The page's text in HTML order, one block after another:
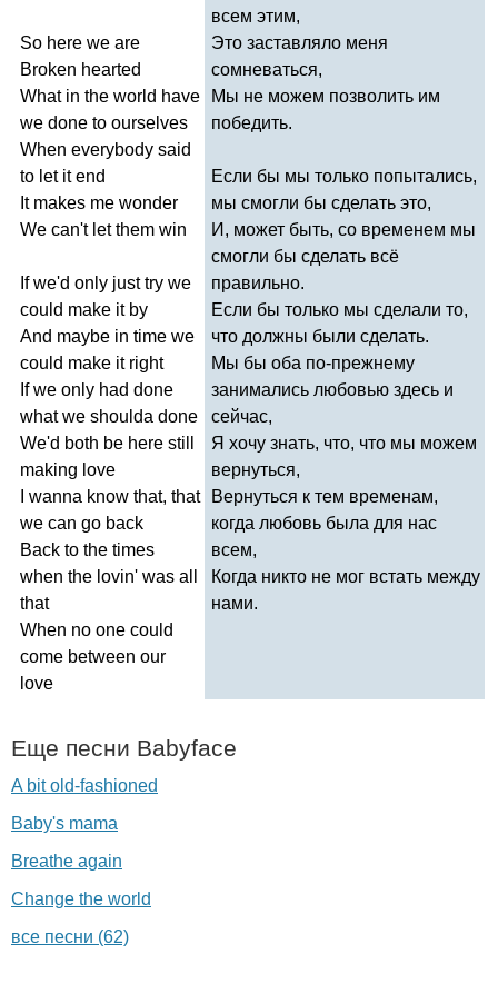
So here we are
Broken hearted
What in the world have
we done to ourselves
When everybody said
to let it end
It makes me wonder
We can't let them win
If we'd only just try we
could make it by
And maybe in time we
could make it right
If we only had done
what we shoulda done
We'd both be here still
making love
wanna know that, that
we can go back
Back to the times
when the lovin' was all
that
When no one could
come between our
love
всем этим,
Это заставляло меня
сомневаться,
Мы не можем позволить им
победить.
Если бы мы только попытались,
мы смогли бы сделать это,
И, может быть, со временем мы
смогли бы сделать всё
правильно.
Если бы только мы сделали то,
что должны были сделать.
Мы бы оба по-прежнему
занимались любовью здесь и
сейчас,
Я хочу знать, что, что мы можем
вернуться,
Вернуться к тем временам,
когда любовь была для нас
всем,
Когда никто не мог встать между
нами.
Еще песни Babyface
A bit old-fashioned
Baby's mama
Breathe again
Change the world
все песни (62)